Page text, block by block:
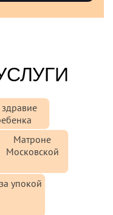
здравие
Матроне
Московской
за упокой